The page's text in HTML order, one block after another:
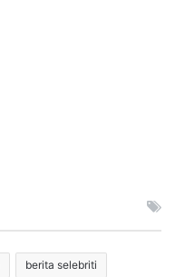
berita selebriti